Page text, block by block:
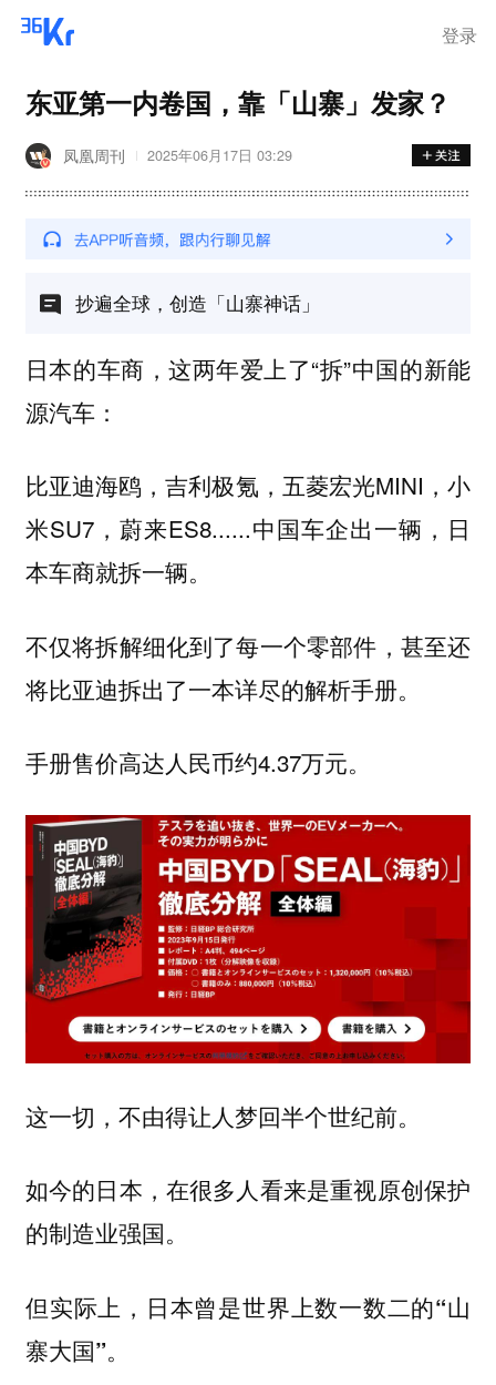
登录
东亚第一内卷国，靠「山寨」发家？
凤凰周刊 2025年06月17日 03:29
抄遍全球，创造「山寨神话」
日本的车商，这两年爱上了“拆”中国的新能
源汽车：
比亚迪海鸥，吉利极氪，五菱宏光MINI，小
米SU7，蔚来ES8......中国车企出一辆，日
本车商就拆一辆。
不仅将拆解细化到了每一个零部件，甚至还
将比亚迪拆出了一本详尽的解析手册。
手册售价高达人民币约4.37万元。
这一切，不由得让人梦回半个世纪前。
如今的日本，在很多人看来是重视原创保护
的制造业强国。
但实际上，日本曾是世界上数一数二的“山
寨大国”。